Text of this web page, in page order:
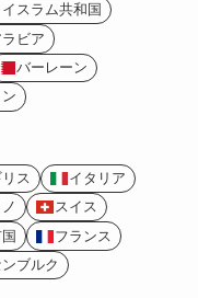
スラム共和国
ビア
バーレーン
ス
イタリア
スイス
フランス
ブルク